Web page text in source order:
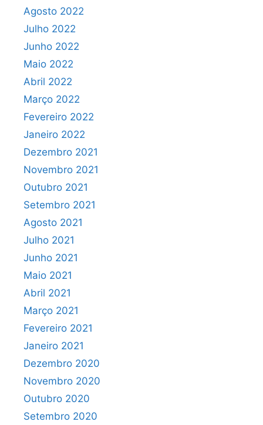
Agosto 2022
Julho 2022
Junho 2022
Maio 2022
Abril 2022
Março 2022
Fevereiro 2022
Janeiro 2022
Dezembro 2021
Novembro 2021
Outubro 2021
Setembro 2021
Agosto 2021
Julho 2021
Junho 2021
Maio 2021
Abril 2021
Março 2021
Fevereiro 2021
Janeiro 2021
Dezembro 2020
Novembro 2020
Outubro 2020
Setembro 2020